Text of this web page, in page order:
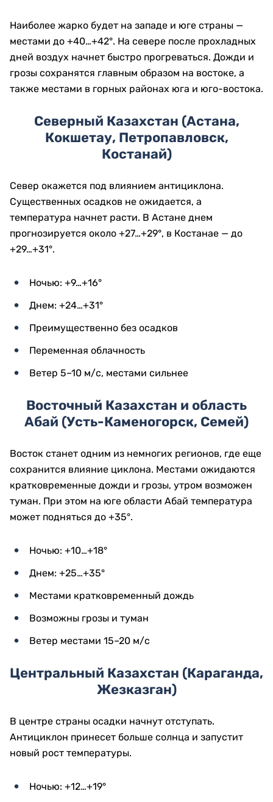
Наиболее жарко будет на западе и юге страны —
местами до +40…+42°. На севере после прохладных
дней воздух начнет быстро прогреваться. Дожди и
грозы сохранятся главным образом на востоке, а
также местами в горных районах юга и юго-востока.
Северный Казахстан (Астана,
Кокшетау, Петропавловск,
Костанай)
Север окажется под влиянием антициклона.
Существенных осадков не ожидается, а
температура начнет расти. В Астане днем
прогнозируется около +27…+29°, в Костанае — до
+29…+31°.
Ночью: +9…+16°
Днем: +24…+31°
Преимущественно без осадков
Переменная облачность
Ветер 5–10 м/с, местами сильнее
Восточный Казахстан и область
Абай (Усть-Каменогорск, Семей)
Восток станет одним из немногих регионов, где еще
сохранится влияние циклона. Местами ожидаются
кратковременные дожди и грозы, утром возможен
туман. При этом на юге области Абай температура
может подняться до +35°.
Ночью: +10…+18°
Днем: +25…+35°
Местами кратковременный дождь
Возможны грозы и туман
Ветер местами 15–20 м/с
Центральный Казахстан (Караганда,
Жезказган)
В центре страны осадки начнут отступать.
Антициклон принесет больше солнца и запустит
новый рост температуры.
Ночью: +12…+19°